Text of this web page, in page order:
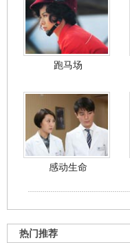
跑马场
感动生命
热门推荐